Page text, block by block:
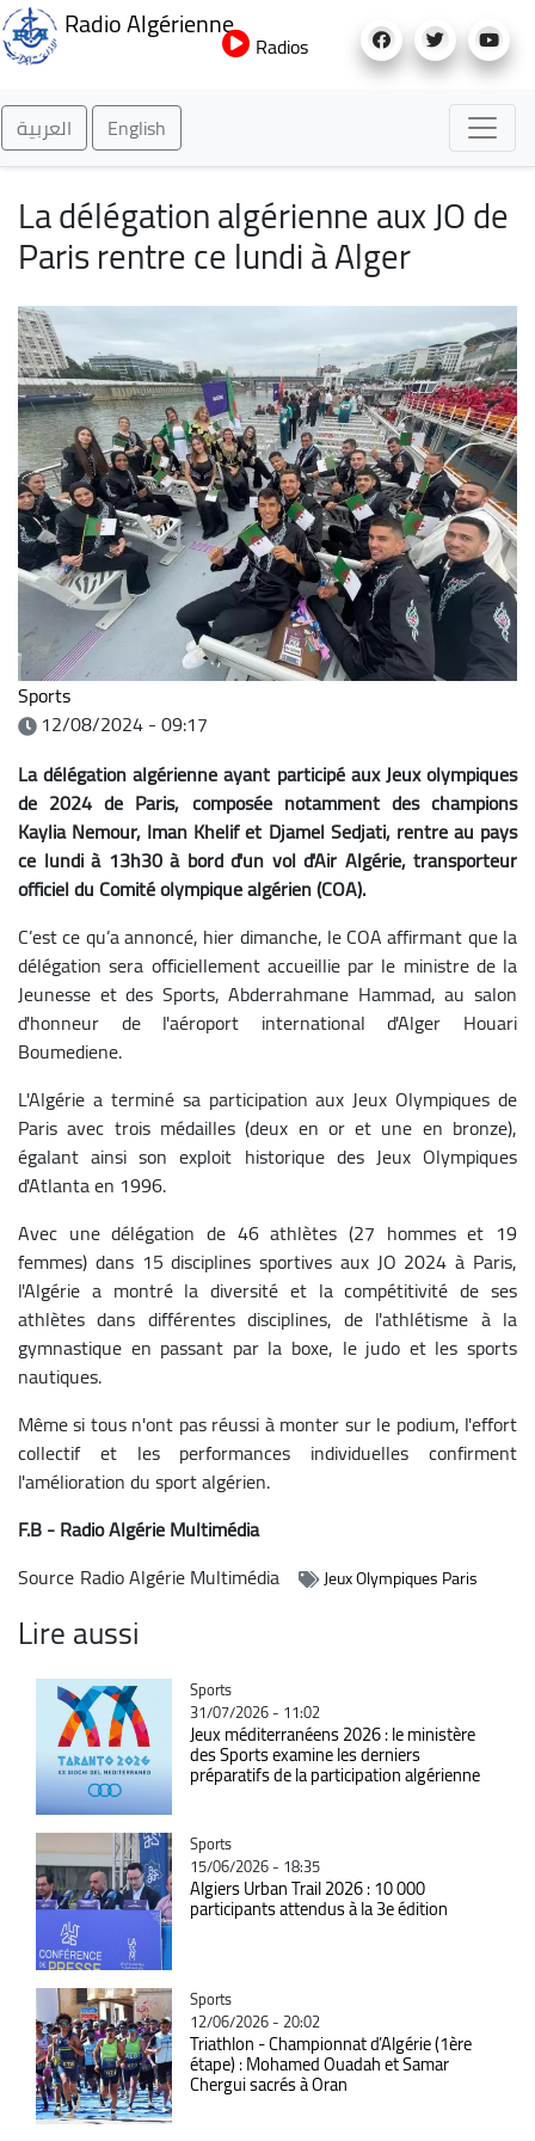
au
Radio Algérienne
Radios
العربية English
La délégation algérienne aux JO de
Paris rentre ce lundi à Alger
Sports
12/08/2024 - 09:17
La délégation algérienne ayant participé aux Jeux olympiques
de 2024 de Paris, composée notamment des champions
Kaylia Nemour, Iman Khelif et Djamel Sedjati, rentre au pays
ce lundi à 13h30 à bord d'un vol d'Air Algérie, transporteur
officiel du Comité olympique algérien (COA).
C’est ce qu’a annoncé, hier dimanche, le COA affirmant que la
délégation sera officiellement accueillie par le ministre de la
Jeunesse et des Sports, Abderrahmane Hammad, au salon
d'honneur de l'aéroport international d'Alger Houari
Boumediene.
L'Algérie a terminé sa participation aux Jeux Olympiques de
Paris avec trois médailles (deux en or et une en bronze),
égalant ainsi son exploit historique des Jeux Olympiques
d'Atlanta en 1996.
Avec une délégation de 46 athlètes (27 hommes et 19
femmes) dans 15 disciplines sportives aux JO 2024 à Paris,
l'Algérie a montré la diversité et la compétitivité de ses
athlètes dans différentes disciplines, de l'athlétisme à la
gymnastique en passant par la boxe, le judo et les sports
nautiques.
Même si tous n'ont pas réussi à monter sur le podium, l'effort
collectif et les performances individuelles confirment
l'amélioration du sport algérien.
F.B - Radio Algérie Multimédia
Source Radio Algérie Multimédia Jeux Olympiques Paris
Lire aussi
Catégorie
Sports
31/07/2026 - 11:02
Jeux méditerranéens 2026 : le ministère
des Sports examine les derniers
préparatifs de la participation algérienne
Catégorie
Sports
15/06/2026 - 18:35
Algiers Urban Trail 2026 : 10 000
participants attendus à la 3e édition
Catégorie
Sports
12/06/2026 - 20:02
Triathlon - Championnat d’Algérie (1ère
étape) : Mohamed Ouadah et Samar
Chergui sacrés à Oran